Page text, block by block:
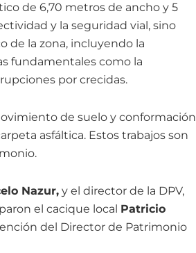
de 6,70 metros de ancho y 5
y la seguridad vial, sino
de la zona, incluyendo la
fundamentales como la
por crecidas.
de suelo y conformación
asfáltica. Estos trabajos son
Nazur, y el director de la DPV,
el cacique local Patricio
del Director de Patrimonio